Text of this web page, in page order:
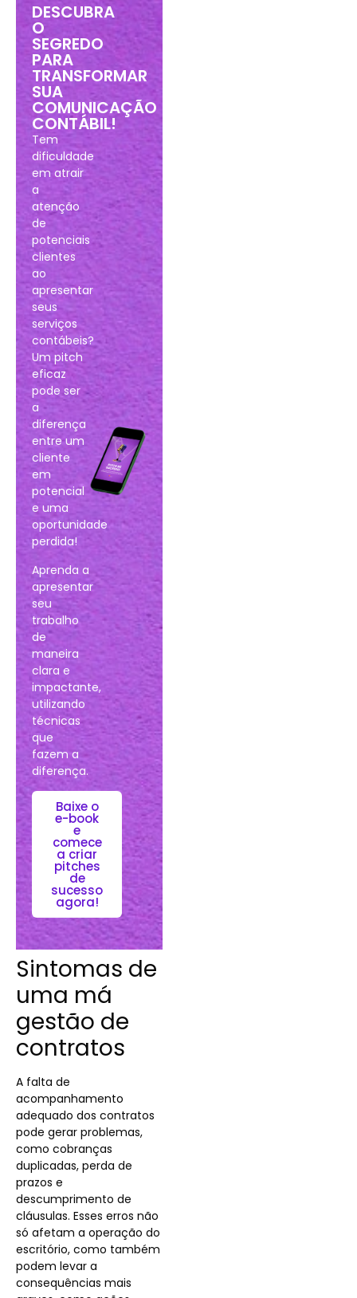
DESCUBRA
O
SEGREDO
PARA
TRANSFORMAR
SUA
COMUNICAÇÃO
CONTÁBIL!
Tem
dificuldade
em atrair
a
atenção
de
potenciais
clientes
ao
apresentar
seus
serviços
contábeis?
Um pitch
eficaz
pode ser
a
diferença
entre um
cliente
em
potencial
e uma
oportunidade
perdida!
Aprenda a
apresentar
seu
trabalho
de
maneira
clara e
impactante,
utilizando
técnicas
que
fazem a
diferença.
Baixe o
e-book
e
comece
a criar
pitches
de
sucesso
agora!
Sintomas de
uma má
gestão de
contratos
A falta de
acompanhamento
adequado dos contratos
pode gerar problemas,
como cobranças
duplicadas, perda de
prazos e
descumprimento de
cláusulas. Esses erros não
só afetam a operação do
escritório, como também
podem levar a
consequências mais